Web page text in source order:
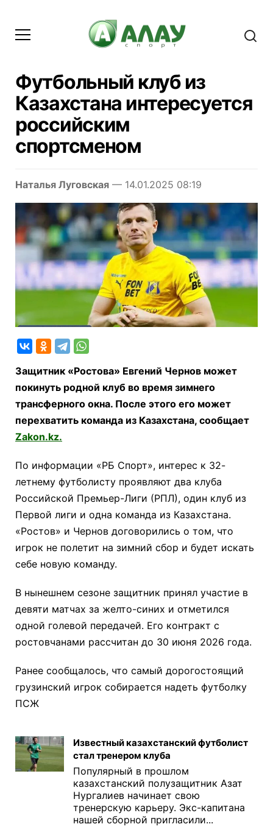
Футбольный клуб из
Казахстана интересуется
российским
спортсменом
Наталья Луговская — 14.01.2025 08:19
Защитник «Ростова» Евгений Чернов может
покинуть родной клуб во время зимнего
трансферного окна. После этого его может
перехватить команда из Казахстана, сообщает
Zakon.kz.
По информации «РБ Спорт», интерес к 32-
летнему футболисту проявляют два клуба
Российской Премьер-Лиги (РПЛ), один клуб из
Первой лиги и одна команда из Казахстана.
«Ростов» и Чернов договорились о том, что
игрок не полетит на зимний сбор и будет искать
себе новую команду.
В нынешнем сезоне защитник принял участие в
девяти матчах за желто-синих и отметился
одной голевой передачей. Его контракт с
ростовчанами рассчитан до 30 июня 2026 года.
Ранее сообщалось, что самый дорогостоящий
грузинский игрок собирается надеть футболку
ПСЖ
Известный казахстанский футболист
стал тренером клуба
Популярный в прошлом
казахстанский полузащитник Азат
Нургалиев начинает свою
тренерскую карьеру. Экс-капитана
нашей сборной пригласили...